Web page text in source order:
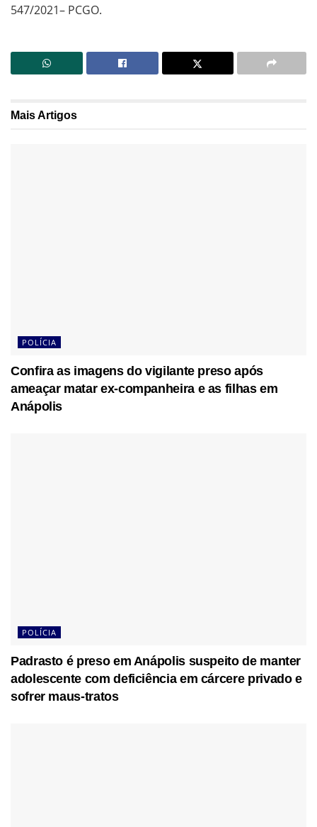
547/2021– PCGO.
MaisArtigos
POLÍCIA
Confira as imagens do vigilante preso após
ameaçar matar ex-companheira e as filhas em
Anápolis
POLÍCIA
Padrasto é preso em Anápolis suspeito de manter
adolescente com deficiência em cárcere privado e
sofrer maus-tratos